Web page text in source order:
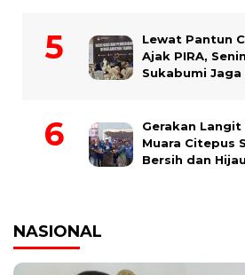
Lewat Pantun
Ajak PIRA,
Sukabumi
Gerakan
Muara Citepus
Bersih dan Hijau
NASIONAL